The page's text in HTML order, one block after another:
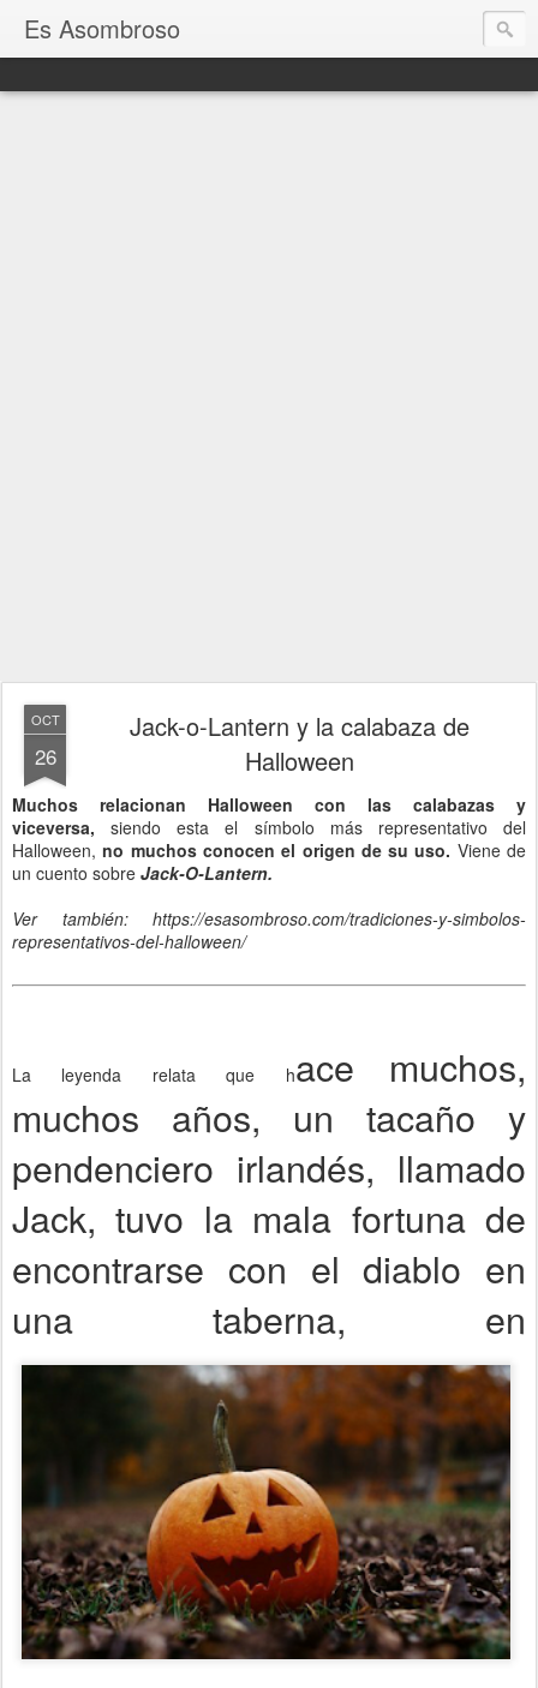
Es Asombroso
OCT
26
Jack-o-Lantern y la calabaza de
Halloween
Muchos relacionan Halloween con las calabazas y
viceversa, siendo esta el símbolo más representativo del
Halloween,no muchos conocen el origen de su uso. Viene de
un cuento sobre Jack-O-Lantern.
Ver también: https://esasombroso.com/tradiciones-y-simbolos-
representativos-del-halloween/
La leyenda relata que hace muchos,
muchos años, un tacaño y
pendenciero irlandés, llamado
Jack, tuvo la mala fortuna de
encontrarse con el diablo en
una taberna, en